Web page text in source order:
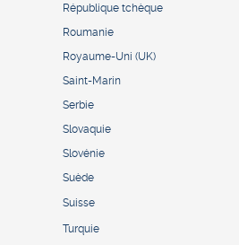
République tchèque
Roumanie
Royaume-Uni (UK)
Saint-Marin
Serbie
Slovaquie
Slovénie
Suède
Suisse
Turquie